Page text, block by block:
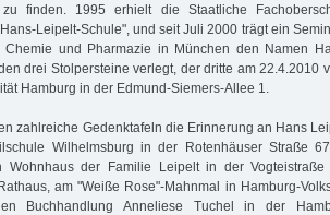
zu finden. 1995 erhielt die Staatliche
Leipelt-Schule", und seit Juli 2000 trägt ein
Chemie und Pharmazie in München den Namen
drei Stolpersteine verlegt, der dritte am 22.4.2010
Hamburg in der Edmund-Siemers-Allee 1.
zahlreiche Gedenktafeln die Erinnerung an Hans
Wilhelmsburg in der Rotenhäuser Straße
Wohnhaus der Familie Leipelt in der
am "Weiße Rose"-Mahnmal in Ham­burg-
Buchhandlung Anneliese Tuchel in der